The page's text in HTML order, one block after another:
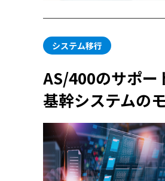
システム移行
AS/400のサポー
基幹システムの